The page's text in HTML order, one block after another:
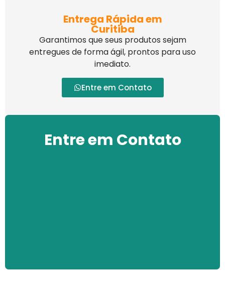
Entrega Rápida em
Curitiba
Garantimos que seus produtos sejam
entregues de forma ágil, prontos para uso
imediato.
Entre em Contato
Entre em Contato